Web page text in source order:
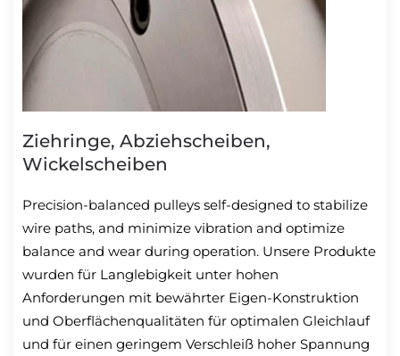
Ziehringe, Abziehscheiben,
Wickelscheiben
Precision-balanced pulleys self-designed to stabilize
wire paths, and minimize vibration and optimize
balance and wear during operation. Unsere Produkte
wurden für Langlebigkeit unter hohen
Anforderungen mit bewährter Eigen-Konstruktion
und Oberflächenqualitäten für optimalen Gleichlauf
und für einen geringem Verschleiß hoher Spannung